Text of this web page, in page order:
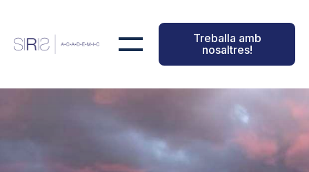
Treballa amb
nosaltres!